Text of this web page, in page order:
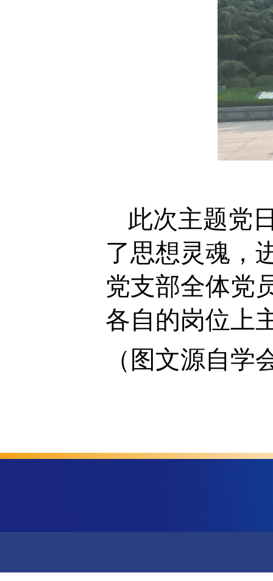
此次主题党
了思想灵魂，
党支部全体党
各自的岗位上
（图文源自学